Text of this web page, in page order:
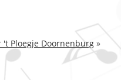
Ploegje Doornenburg »